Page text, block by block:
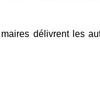
délivrent les